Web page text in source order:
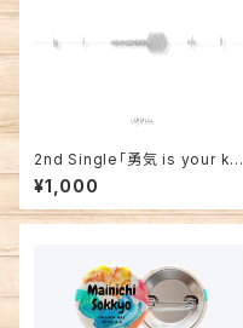
2nd Single「勇気 is your ke
y/雨の歌」
¥1,000